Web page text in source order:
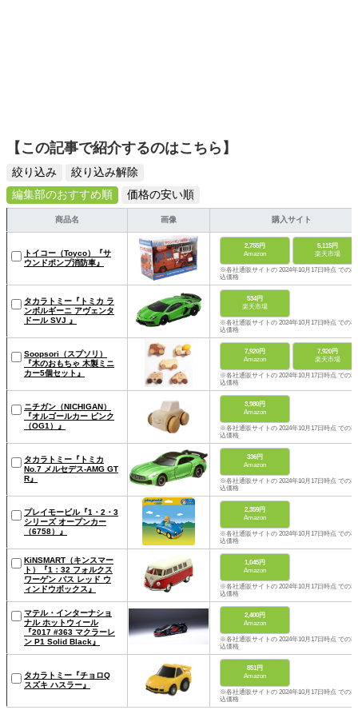
【この記事で紹介するのはこちら】
絞り込み
絞り込み解除
編集部のおすすめ順
価格の安い順
商品名 画像 購入サイト
トイコー（Toyco）『サ
ウンドポンプ消防車』
2,755円
Amazon
5,115円
楽天市場
※各社通販サイトの 2024年10月17日時点 での税
込価格
タカラトミー『トミカ ラ
ンボルギーニ アヴェンタ
ドール SVJ 』
534円
楽天市場
※各社通販サイトの 2024年10月17日時点 での税
込価格
Soopsori（スプソリ）
『木のおもちゃ 木製ミニ
カー5個セット』
7,920円
Amazon
7,920円
楽天市場
※各社通販サイトの 2024年10月17日時点 での税
込価格
ニチガン（NICHIGAN）
『オルゴールカー ピンク
（OG1）』
3,980円
Amazon
※各社通販サイトの 2024年10月17日時点 での税
込価格
タカラトミー『トミカ
No.7 メルセデス-AMG GT
R』
336円
Amazon
※各社通販サイトの 2024年10月17日時点 での税
込価格
プレイモービル『1・2・3
シリーズ オープンカー
（6758）』
2,359円
Amazon
※各社通販サイトの 2024年10月17日時点 での税
込価格
KiNSMART（キンスマー
ト）『1：32 フォルクス
ワーゲン バス レッド ウ
ィンドウボックス』
1,045円
Amazon
※各社通販サイトの 2024年10月17日時点 での税
込価格
マテル・インターナショ
ナル ホットウィール
『2017 #363 マクラーレ
ン P1 Solid Black』
2,400円
Amazon
※各社通販サイトの 2024年10月17日時点 での税
込価格
タカラトミー『チョロQ
スズキ ハスラー』
851円
Amazon
※各社通販サイトの 2024年10月17日時点 での税
込価格